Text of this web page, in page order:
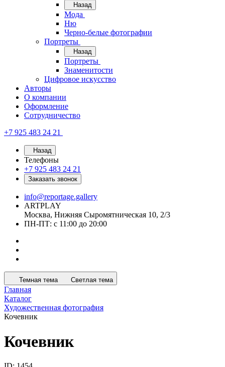
Назад
Мода
Ню
Черно-белые фотографии
Портреты
Назад
Портреты
Знаменитости
Цифровое искусство
Авторы
О компании
Оформление
Сотрудничество
+7 925 483 24 21
Назад
Телефоны
+7 925 483 24 21
Заказать звонок
info@reportage.gallery
ARTPLAY
Москва, Нижняя Сыромятническая 10, 2/3
ПН-ПТ: с 11:00 до 20:00
Темная тема Светлая тема
Главная
Каталог
Художественная фотография
Кочевник
Кочевник